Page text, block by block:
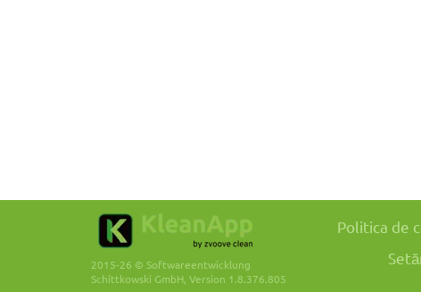
2015-26 © Softwareentwicklung
Schittkowski GmbH, Version 1.8.376.805
Politica de